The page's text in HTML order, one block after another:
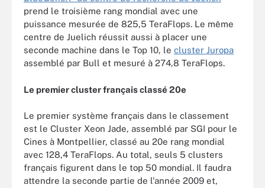
prend le troisième rang mondial avec une
puissance mesurée de 825,5 TeraFlops. Le même
centre de Juelich réussit aussi à placer une
seconde machine dans le Top 10, le cluster Juropa
assemblé par Bull et mesuré à 274,8 TeraFlops.
Le premier cluster français classé 20e
Le premier système français dans le classement
est le Cluster Xeon Jade, assemblé par SGI pour le
Cines à Montpellier, classé au 20e rang mondial
avec 128,4 TeraFlops. Au total, seuls 5 clusters
français figurent dans le top 50 mondial. Il faudra
attendre la seconde partie de l'année 2009 et,